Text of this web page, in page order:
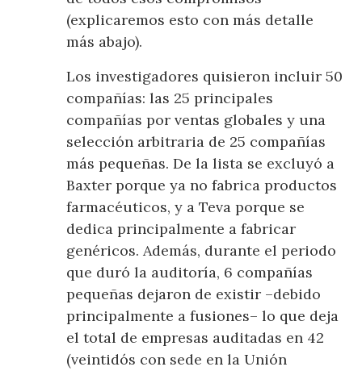
(explicaremos esto con más detalle
más abajo).
Los investigadores quisieron incluir 50
compañías: las 25 principales
compañías por ventas globales y una
selección arbitraria de 25 compañías
más pequeñas. De la lista se excluyó a
Baxter porque ya no fabrica productos
farmacéuticos, y a Teva porque se
dedica principalmente a fabricar
genéricos. Además, durante el periodo
que duró la auditoría, 6 compañías
pequeñas dejaron de existir –debido
principalmente a fusiones– lo que deja
el total de empresas auditadas en 42
(veintidós con sede en la Unión